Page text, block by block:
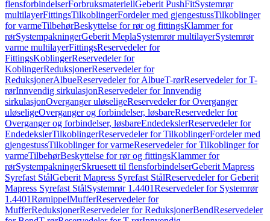
flensforbindelserForbruksmateriellGeberit PushFitSystemrør
multilayerFittingsTilkoblingerFordeler med gjengestussTilkoblinger
for varmeTilbehørBeskyttelse for rør og fittingsKlammer for
rørSystempakningerGeberit MeplaSystemrør multilayerSystemrør
varme multilayerFittingsReservedeler for
FittingsKoblingerReservedeler for
KoblingerReduksjonerReservedeler for
ReduksjonerAlbueReservedeler for AlbueT-rørReservedeler for T-
rørInnvendig sirkulasjonReservedeler for Innvendig
sirkulasjonOverganger uløseligeReservedeler for Overganger
uløseligeOverganger og forbindelser, løsbareReservedeler for
Overganger og forbindelser, løsbareEndedekslerReservedeler for
EndedekslerTilkoblingerReservedeler for TilkoblingerFordeler med
gjengestussTilkoblinger for varmeReservedeler for Tilkoblinger for
varmeTilbehørBeskyttelse for rør og fittingsKlammer for
rørSystempakningerSkruesett til flensforbindelserGeberit Mapress
Syrefast StålGeberit Mapress Syrefast StålReservedeler for Geberit
Mapress Syrefast StålSystemrør 1.4401Reservedeler for Systemrør
1.4401RørnippelMufferReservedeler for
MufferReduksjonerReservedeler for ReduksjonerBendReservedeler